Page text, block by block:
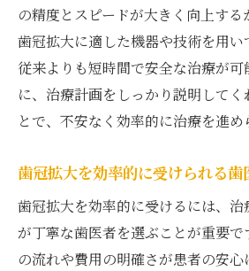
の精度とスピードが大きく向上する
歯冠拡大に適した機器や技術を用い
従来よりも短時間で安全な治療が可
に、治療計画をしっかり説明してく
とで、不安なく効率的に治療を進め
歯冠拡大を効率的に受けられる歯
歯冠拡大を効率的に受けるには、
が丁寧な歯医者を選ぶことが重要
の流れや費用の明確さが患者の安